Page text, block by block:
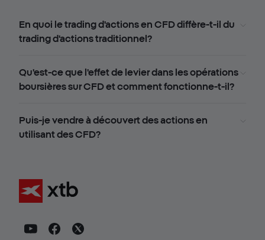
En quoi le trading d'actions en CFD diffère-t-il du
trading d'actions traditionnel?
Qu'est-ce que l'effet de levier dans les opérations
boursières sur CFD et comment fonctionne-t-il?
Puis-je vendre à découvert des actions en
utilisant des CFD?